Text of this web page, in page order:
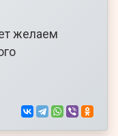
желаем